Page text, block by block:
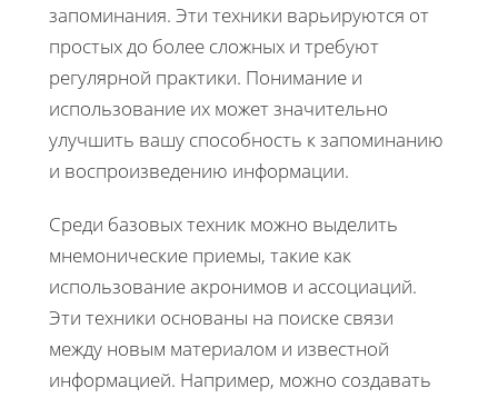
запоминания. Эти техники варьируются от
простых до более сложных и требуют
регулярной практики. Понимание и
использование их может значительно
улучшить вашу способность к запоминанию
и воспроизведению информации.
Среди базовых техник можно выделить
мнемонические приемы, такие как
использование акронимов и ассоциаций.
Эти техники основаны на поиске связи
между новым материалом и известной
информацией. Например, можно создавать